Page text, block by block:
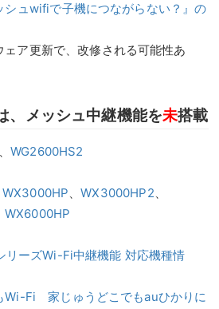
シュwifiで子機につながらない？』の
ア更新で、改修される可能性あ
、メッシュ中継機能を未搭載
、WG2600HS2
WX3000HP 、WX3000HP2
WX6000HP
リーズWi-Fi中継機能 対応機種情
Wi-Fi 家じゅうどこでもauひかりに